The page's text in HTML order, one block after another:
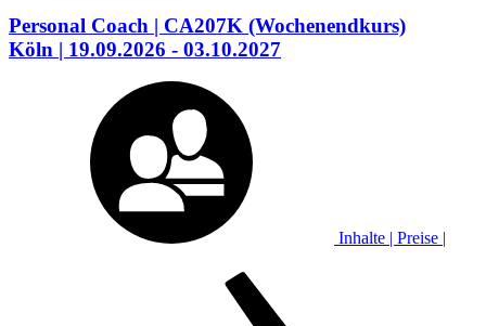
Personal Coach | CA207K (Wochenendkurs)
Köln | 19.09.2026 - 03.10.2027
Inhalte | Preise |